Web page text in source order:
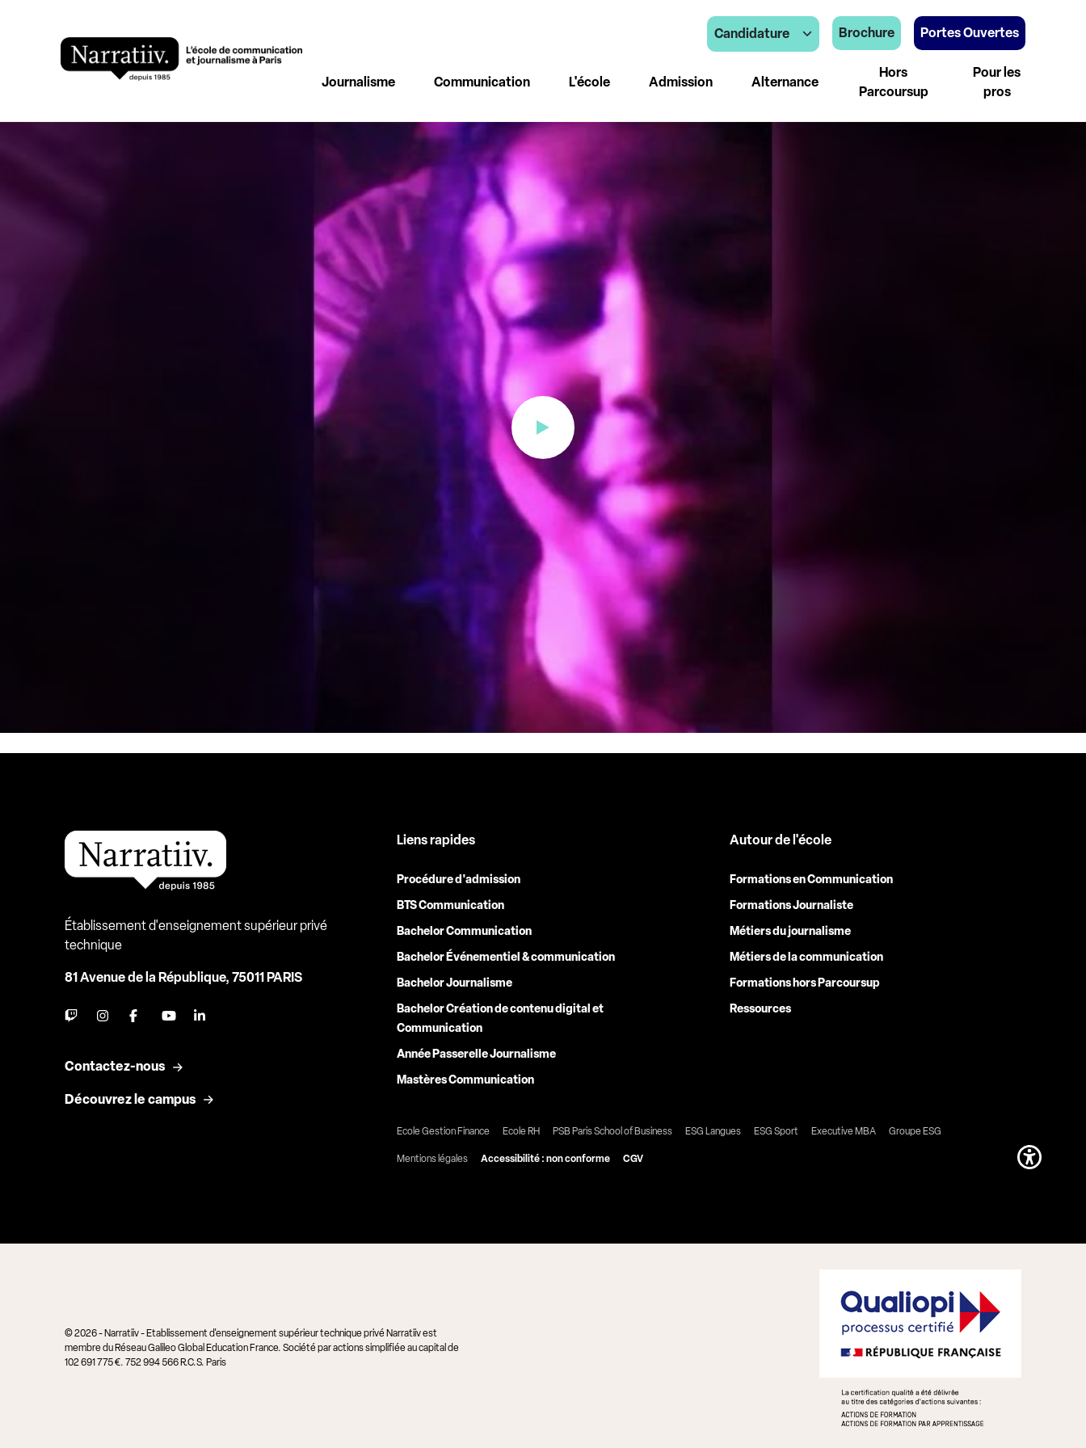
Candidature Brochure Portes Ouvertes
Journalisme Communication L'école Admission Alternance
Hors
Parcoursup
Pour les
pros
Établissement d'enseignement supérieur privé
technique
81 Avenue de la République, 75011 PARIS
Contactez-nous
Découvrez le campus
Liens rapides
Procédure d'admission
BTS Communication
Bachelor Communication
Bachelor Événementiel & communication
Bachelor Journalisme
Bachelor Création de contenu digital et
Communication
Année Passerelle Journalisme
Mastères Communication
Autour de l'école
Formations en Communication
Formations Journaliste
Métiers du journalisme
Métiers de la communication
Formations hors Parcoursup
Ressources
Ecole Gestion Finance Ecole RH PSB Paris School of Business ESG Langues ESG Sport Executive MBA Groupe ESG
Mentions légales Accessibilité : non conforme CGV
© 2026 - Narratiiv - Etablissement d'enseignement supérieur technique privé Narratiiv est
membre du Réseau Galileo Global Education France. Société par actions simplifiée au capital de
102 691 775 €. 752 994 566 R.C.S. Paris